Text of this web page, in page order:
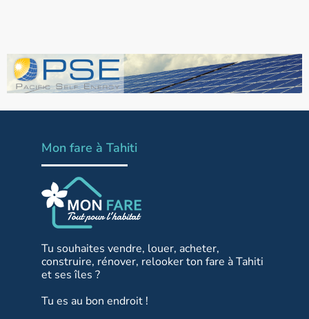
Mon fare à Tahiti
Tu souhaites vendre, louer, acheter,
construire, rénover, relooker ton fare à Tahiti
et ses îles ?
Tu es au bon endroit !